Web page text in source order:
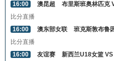
16:00
澳昆超
布里斯班奥林匹克
比分直播
16:00
澳东部女联
班克斯敦布鲁
比分直播
16:00
友谊赛
新西兰U18女篮